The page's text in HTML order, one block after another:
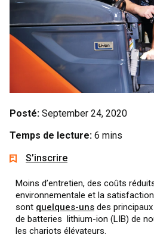
Posté: September 24, 2020
Temps de lecture: 6 mins
S’inscrire
Moins d’entretien, des coûts
environnementale et la
sont quelques-uns des
de batteries lithium-ion (LIB) de
les chariots élévateurs.